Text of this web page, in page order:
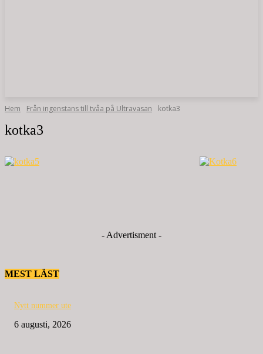
Hem Från ingenstans till tvåa på Ultravasan kotka3
kotka3
- Advertisment -
MEST LÄST
Nytt nummer ute
6 augusti, 2026